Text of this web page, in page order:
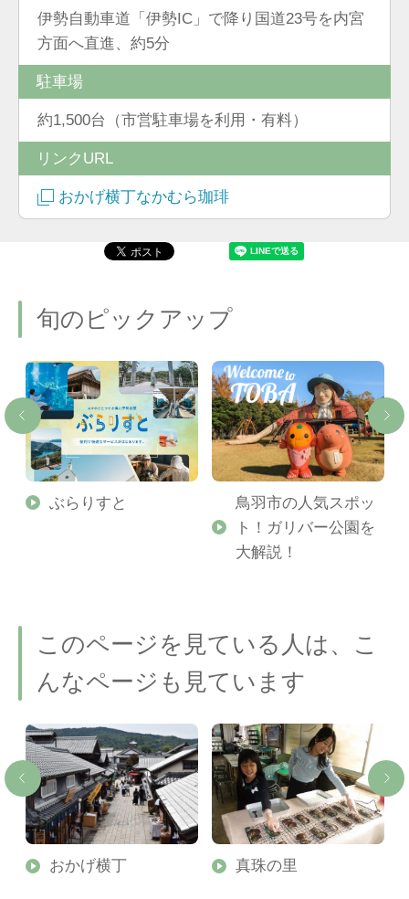
伊勢自動車道「伊勢IC」で降り国道23号を内宮
方面へ直進、約5分
駐車場
約1,500台（市営駐車場を利用・有料）
リンクURL
おかげ横丁なかむら珈琲
旬のピックアップ
ぶらりすと
鳥羽市の人気スポッ
ト！ガリバー公園を
大解説！
このページを見ている人は、こ
んなページも見ています
おかげ横丁 真珠の里